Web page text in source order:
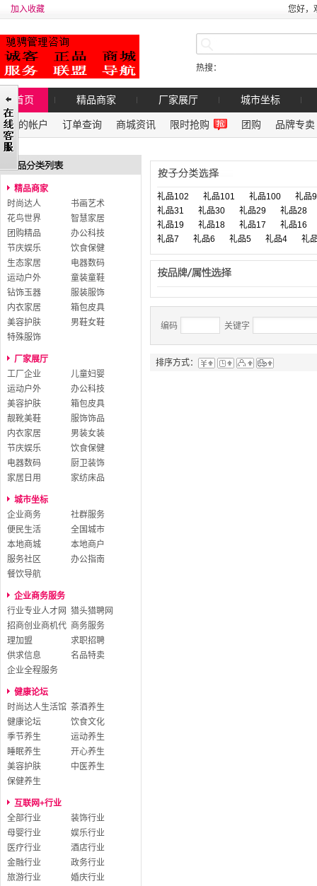
加入收藏 您好，
热搜：
首页 精品商家 厂家展厅 城市坐标
我的帐户 订单查询 商城资讯 限时抢购 团购 品牌专卖
精品商家
时尚达人
书画艺术
花鸟世界
智慧家居
团购精品
办公科技
节庆娱乐
饮食保健
生态家居
电器数码
运动户外
童装童鞋
钻饰玉器
服装服饰
内衣家居
箱包皮具
美容护肤
男鞋女鞋
特殊服饰
厂家展厅
工厂企业
儿童妇婴
运动户外
办公科技
美容护肤
箱包皮具
靓靴美鞋
服饰饰品
内衣家居
男装女装
节庆娱乐
饮食保健
电器数码
厨卫装饰
家居日用
家纺床品
城市坐标
企业商务
社群服务
便民生活
全国城市
本地商城
本地商户
服务社区
办公指南
餐饮导航
企业商务服务
行业专业人才网 猎头猎聘网
招商创业商机代
理加盟
商务服务
求职招聘
供求信息
名品特卖
企业全程服务
健康论坛
时尚达人生活馆 茶酒养生
健康论坛
饮食文化
季节养生
运动养生
睡眠养生
开心养生
美容护肤
中医养生
保健养生
互联网+行业
全部行业
装饰行业
母婴行业
娱乐行业
医疗行业
酒店行业
金融行业
政务行业
旅游行业
婚庆行业
礼品102 礼品101 礼品100
礼品
礼品31
礼品30 礼品29
礼品28
礼品19
礼品18 礼品17
礼品16
礼品7
礼品6 礼品5 礼品4 礼
编码 关键字
排序方式：